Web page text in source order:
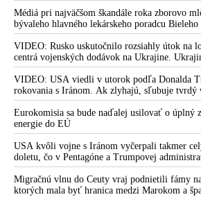
Médiá pri najväčšom škandále roka zborovo
bývaleho hlavného lekárskeho poradcu
Fauciho pred výborom amerického Senátu
VIDEO: Rusko uskutočnilo rozsiahly útok na
centrá vojenských dodávok na Ukrajine.
nedokázala počas ničivého nočného útoku na
zachytiť ani jednu ruskú raketu
VIDEO: USA viedli v utorok podľa Donalda
rokovania s Iránom. Ak zlyhajú, sľubuje tvrdý
Teheránu
Eurokomisia sa bude naďalej usilovať o úplný
energie do EÚ
USA kvôli vojne s Iránom vyčerpali takmer
doletu, čo v Pentagóne a Trumpovej
obavy o bojaschopnosť americkej armády v
konfliktu s Čínou alebo Ruskom
Migračnú vlnu do Ceuty vraj podnietili fámy
ktorých mala byť hranica medzi Marokom a